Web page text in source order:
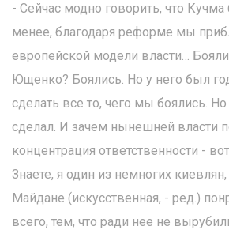
- Сейчас модно говорить, что Кучма
менее, благодаря реформе мы
европейской модели власти…
Ющенко? Боялись. Но у него был
сделать все то, чего мы боялись.
сделал. И зачем нынешней власти
концентрация ответственности -
Знаете, я один из немногих
Майдане (искусственная, - ред.)
всего, тем, что ради нее не